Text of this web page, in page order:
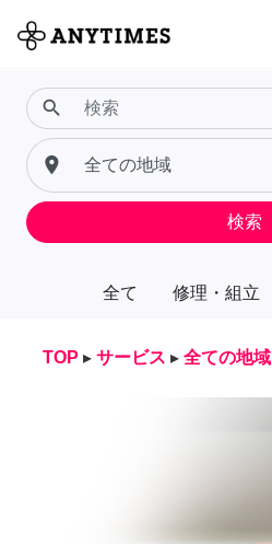
全て 修理・組立
search
place
検索
TOP ▸ サービス ▸ 全ての地域